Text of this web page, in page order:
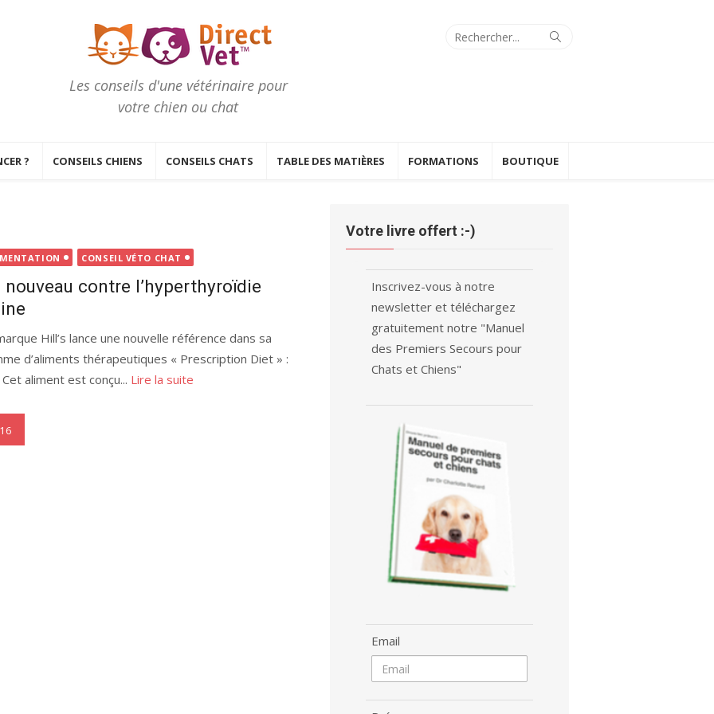
Les conseils d'une vétérinaire pour
votre chien ou chat
Search
? CONSEILS CHIENS CONSEILS CHATS TABLE DES MATIÈRES FORMATIONS BOUTIQUE
CONSEIL VÉTO CHAT
nouveau contre l’hyperthyroïdie
Hill’s lance une nouvelle référence dans sa
d’aliments thérapeutiques « Prescription Diet » :
aliment est conçu... Lire la suite
16
Votre livre offert :-)
Inscrivez-vous à notre
newsletter et téléchargez
gratuitement notre "Manuel
des Premiers Secours pour
Chats et Chiens"
Email